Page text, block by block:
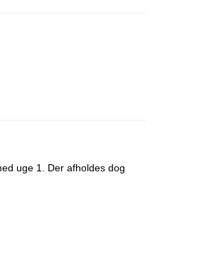
uge 1. Der afholdes dog